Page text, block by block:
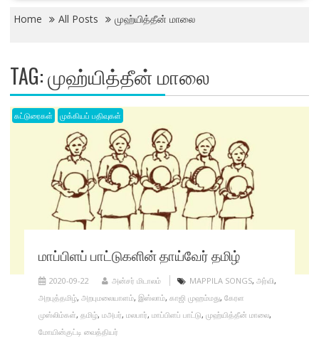
Home All Posts முஹ்யித்தீன் மாலை
TAG:முஹ்யித்தீன் மாலை
கட்டுரைகள் முக்கியப் பதிவுகள்
மாப்பிளப் பாட்டுகளின் தாய்வேர் தமிழ்
2020-09-22 அன்சர் மிடாலம் MAPPILA SONGS, அர்வி,
அறபுத்தமிழ், அறபுமலையாளம், இஸ்லாம், காஜி முஹம்மது, கேரள
முஸ்லிம்கள், தமிழ், மஅபர், மலபார், மாப்பிளப் பாட்டு, முஹ்யித்தீன் மாலை,
மோயின்குட்டி வைத்தியர்